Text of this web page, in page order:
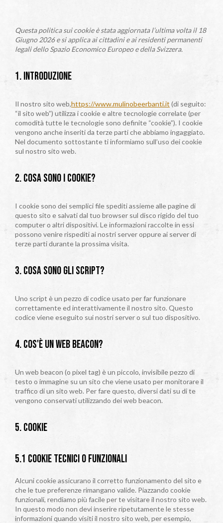
Questa politica sui cookie è stata aggiornata l’ultima volta il 18
Giugno 2026 e si applica ai cittadini e ai residenti permanenti
legali dello Spazio Economico Europeo e della Svizzera.
1. Introduzione
Il nostro sito web,https://www.mulinobeerbanti.it (di seguito:
“il sito web”) utilizza i cookie e altre tecnologie correlate (per
comodità tutte le tecnologie sono definite “cookie”). I cookie
vengono anche inseriti da terze parti che abbiamo ingaggiato.
Nel documento sottostante ti informiamo sull’uso dei cookie
sul nostro sito web.
2. Cosa sono i cookie?
I cookie sono dei semplici file spediti assieme alle pagine di
questo sito e salvati dal tuo browser sul disco rigido del tuo
computer o altri dispositivi. Le informazioni raccolte in essi
possono venire rispediti ai nostri server oppure ai server di
terze parti durante la prossima visita.
3. Cosa sono gli script?
Uno script è un pezzo di codice usato per far funzionare
correttamente ed interattivamente il nostro sito. Questo
codice viene eseguito sui nostri server o sul tuo dispositivo.
4. Cos'è un web beacon?
Un web beacon (o pixel tag) è un piccolo, invisibile pezzo di
testo o immagine su un sito che viene usato per monitorare il
traffico di un sito web. Per fare questo, diversi dati su di te
vengono conservati utilizzando dei web beacon.
5. Cookie
5.1 Cookie tecnici o funzionali
Alcuni cookie assicurano il corretto funzionamento del sito e
che le tue preferenze rimangano valide. Piazzando cookie
funzionali, rendiamo più facile per te visitare il nostro sito web.
In questo modo non devi inserire ripetutamente le stesse
informazioni quando visiti il nostro sito web, per esempio,